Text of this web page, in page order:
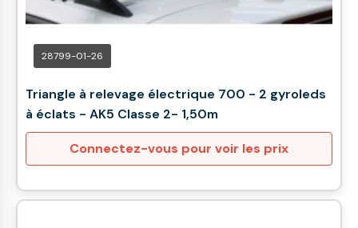
28799-01-26
Triangle à relevage électrique 700 - 2 gyroleds
à éclats - AK5 Classe 2- 1,50m
Connectez-vous pour voir les prix